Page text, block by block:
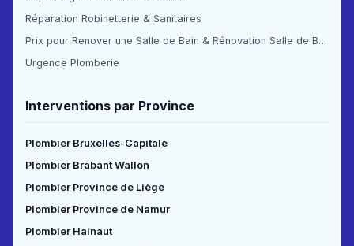
Réparation Robinetterie & Sanitaires
Prix pour Renover une Salle de Bain & Rénovation Salle de Bain Prix
Urgence Plomberie
Interventions par Province
Plombier Bruxelles-Capitale
Plombier Brabant Wallon
Plombier Province de Liège
Plombier Province de Namur
Plombier Hainaut